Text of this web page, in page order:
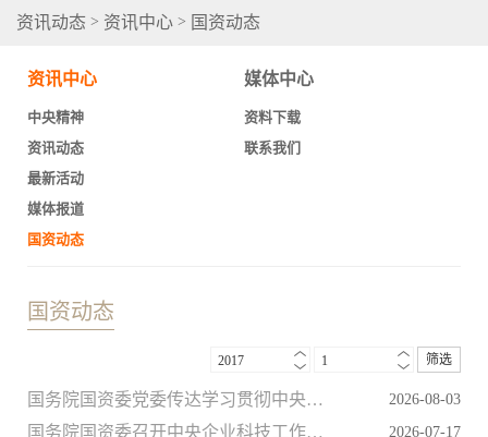
资讯动态 > 资讯中心 > 国资动态
资讯中心
中央精神
资讯动态
最新活动
媒体报道
国资动态
媒体中心
资料下载
联系我们
国资动态
2017 1 筛选
国务院国资委党委传达学习贯彻中央政治局会议精神和习近平总书记近期重要讲话精神 2026-08-03
国务院国资委召开中央企业科技工作者代表座谈会 深入学习贯彻习近平总书记重要讲话精神 在推进高水平科技自立自强中冲锋在前担当主力 2026-07-17